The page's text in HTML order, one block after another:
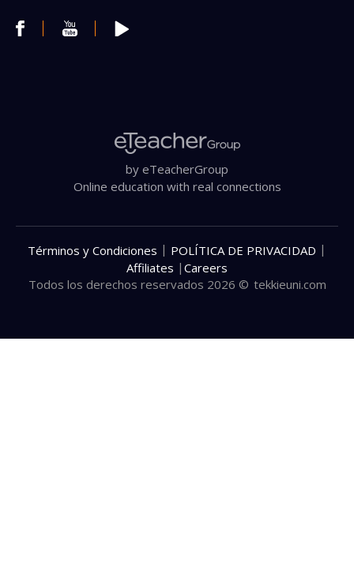
by eTeacherGroup
Online education with real connections
Todos los derechos reservados 2026 © tekkieuni.com
Términos y Condiciones | POLÍTICA DE PRIVACIDAD |
Affiliates | Careers